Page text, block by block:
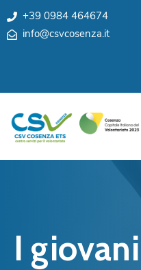
+39 0984 464674
info@csvcosenza.it
Sedi
Team
Cosenza
associazioni
Per
cittadini
Contatti
I